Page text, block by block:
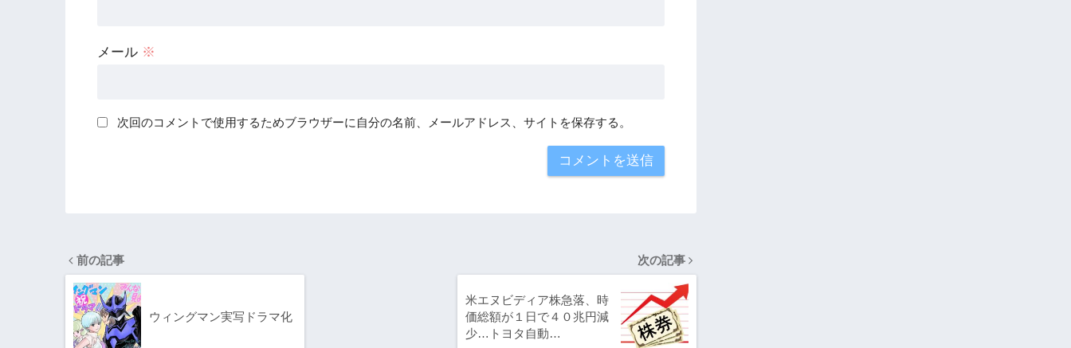
メール ※
次回のコメントで使用するためブラウザーに自分の名前、メールアドレス、サイトを保存する。
前の記事
ウィングマン実写ドラマ化
次の記事
米エヌビディア株急落、時
価総額が１日で４０兆円減
少…トヨタ自動…